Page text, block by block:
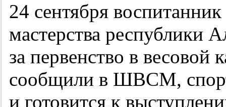
24 сентября
мастерства республики
за первенство в весовой
сообщили в ШВСМ,
и готовится к